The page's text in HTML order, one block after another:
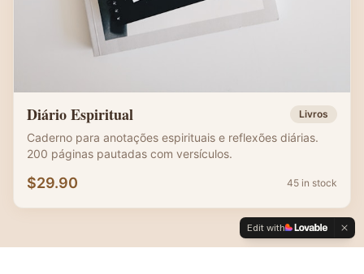
Diário Espiritual Livros
Caderno para anotações espirituais e reflexões diárias.
200 páginas pautadas com versículos.
$29.90 45 in stock
Edit with